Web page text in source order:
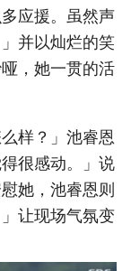
应援。虽然声
并以灿烂的笑
，她一贯的活
样？」池睿恩
很感动。」说
她，池睿恩则
让现场气氛变